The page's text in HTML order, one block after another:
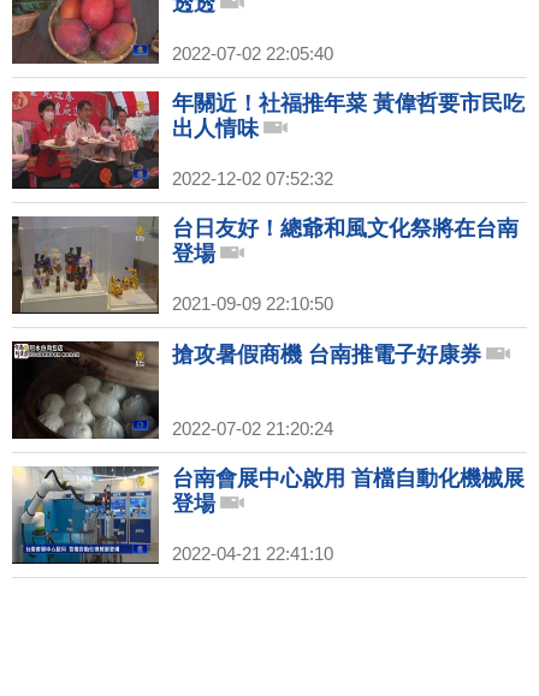
2022-07-02 22:05:40
年關近！社福推年菜 黃偉哲要市民吃
出人情味
2022-12-02 07:52:32
台日友好！總爺和風文化祭將在台南
登場
2021-09-09 22:10:50
搶攻暑假商機 台南推電子好康券
2022-07-02 21:20:24
台南會展中心啟用 首檔自動化機械展
登場
2022-04-21 22:41:10